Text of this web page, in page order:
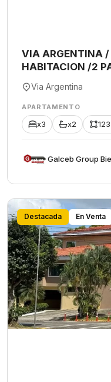
VIA ARGENTINA
HABITACION /2
Via Argentina
APARTAMENTO
x3 x2
Destacada En Venta